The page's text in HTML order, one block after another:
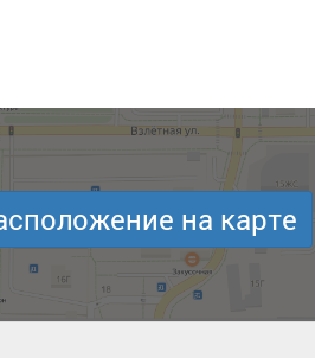
на карте